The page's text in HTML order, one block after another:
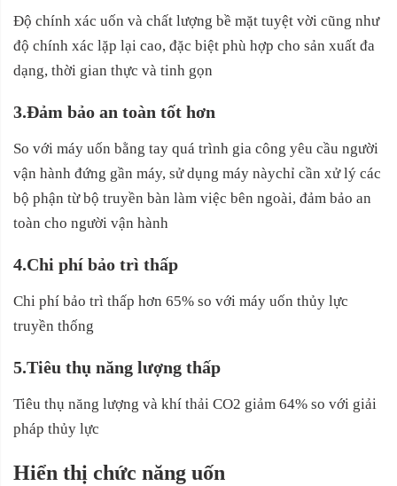
Độ chính xác uốn và chất lượng bề mặt tuyệt vời cũng như
độ chính xác lặp lại cao, đặc biệt phù hợp cho sản xuất đa
dạng, thời gian thực và tinh gọn
3.Đảm bảo an toàn tốt hơn
So với máy uốn bằng tay quá trình gia công yêu cầu người
vận hành đứng gần máy, sử dụng máy nàychỉ cần xử lý các
bộ phận từ bộ truyền bàn làm việc bên ngoài, đảm bảo an
toàn cho người vận hành
4.Chi phí bảo trì thấp
Chi phí bảo trì thấp hơn 65% so với máy uốn thủy lực
truyền thống
5.Tiêu thụ năng lượng thấp
Tiêu thụ năng lượng và khí thải CO2 giảm 64% so với giải
pháp thủy lực
Hiển thị chức năng uốn